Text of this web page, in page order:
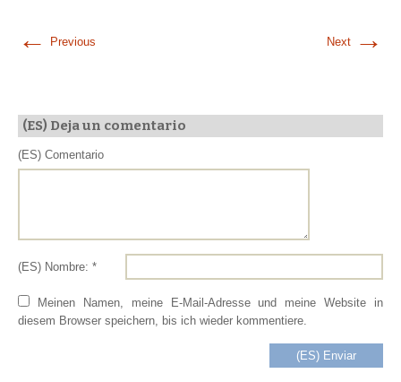
← Previous Next →
(ES) Deja un comentario
(ES) Comentario
(ES) Nombre: *
Meinen Namen, meine E-Mail-Adresse und meine Website in
diesem Browser speichern, bis ich wieder kommentiere.